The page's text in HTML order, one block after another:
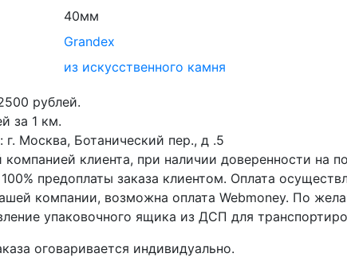
40мм
Grandex
из искусственного камня
рублей.
за 1 км.
Москва, Ботанический пер., д .5
клиента, при наличии доверенности на
предоплаты заказа клиентом. Оплата
компании, возможна оплата Webmoney. По
упаковочного ящика из ДСП для
оговаривается индивидуально.